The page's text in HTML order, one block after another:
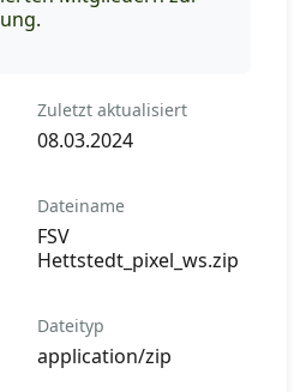
Zuletzt aktualisiert
08.03.2024
Dateiname
FSV
Hettstedt_pixel_ws.zip
Dateityp
application/zip